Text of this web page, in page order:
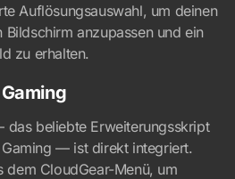
Auflösungsauswahl, um deinen
Bildschirm anzupassen und ein
zu erhalten.
beliebte Erweiterungsskript
— ist direkt integriert.
dem CloudGear-Menü, um